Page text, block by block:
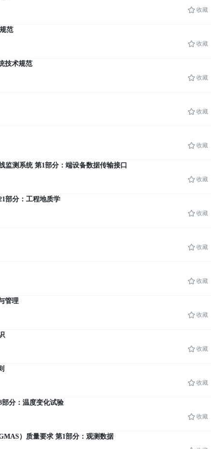
收藏
范
收藏
技术规范
收藏
收藏
收藏
监测系统 第1部分：端设备数据传输接口
收藏
部分：工程地质学
收藏
收藏
收藏
管理
收藏
收藏
收藏
部分：温度变化试验
收藏
）质量要求 第1部分：观测数据